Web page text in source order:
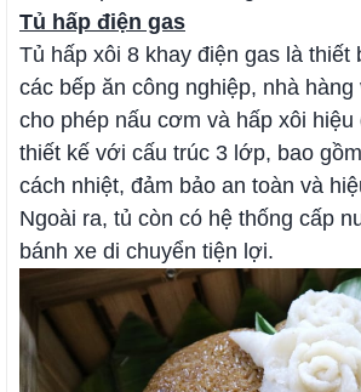
Tủ hấp điện gas
Tủ hấp xôi 8 khay điện gas là thiết
các bếp ăn công nghiệp, nhà hàng
cho phép nấu cơm và hấp xôi
thiết kế với cấu trúc 3 lớp, bao
cách nhiệt, đảm bảo an toàn và
Ngoài ra, tủ còn có hệ thống cấp
bánh xe di chuyển tiện lợi.